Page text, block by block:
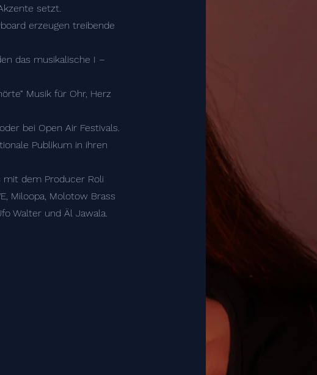
setzt.
erzeugen treibende
das musikalische I –
Musik für Ohr, Herz
bei Open Air Festivals.
Publikum in ihren
mit dem Producer Roli
Miloopa, Molotow Brass
Walter und Äl Jawala.